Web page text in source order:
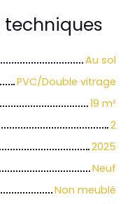
techniques
Au sol
PVC/Double vitrage
19 m²
2
2025
Neuf
Non meublé